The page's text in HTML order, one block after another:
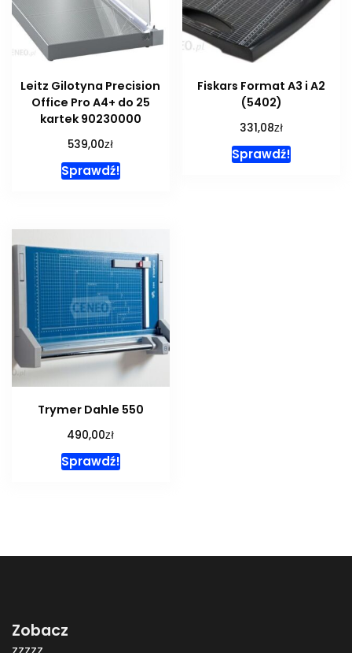
Leitz Gilotyna Precision
Office Pro A4+ do 25
kartek 90230000
539,00zł
Sprawdź!
Fiskars Format A3 i A2
(5402)
331,08zł
Sprawdź!
Trymer Dahle 550
490,00zł
Sprawdź!
Zobacz